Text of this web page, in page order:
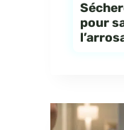
pour